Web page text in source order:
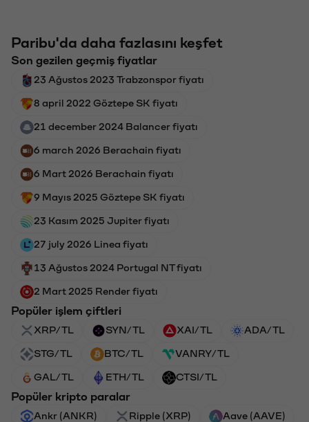
Paribu'da daha fazlasını keşfet
Son gezilen geçmiş fiyatlar
23 Ağustos 2023 Trabzonspor fiyatı
8 april 2022 Göztepe SK fiyatı
21 december 2024 Balancer fiyatı
6 march 2026 Berachain fiyatı
6 Mart 2026 Berachain fiyatı
9 Mayıs 2025 Göztepe SK fiyatı
23 Kasım 2025 Jupiter fiyatı
27 july 2026 Linea fiyatı
13 Ağustos 2024 Portugal NT fiyatı
2 Mart 2025 Render fiyatı
Popüler işlem çiftleri
XRP/TL SYN/TL XAI/TL ADA/TL
STG/TL BTC/TL VANRY/TL
GAL/TL ETH/TL CTSI/TL
Popüler kripto paralar
Ankr (ANKR) Ripple (XRP) Aave (AAVE)